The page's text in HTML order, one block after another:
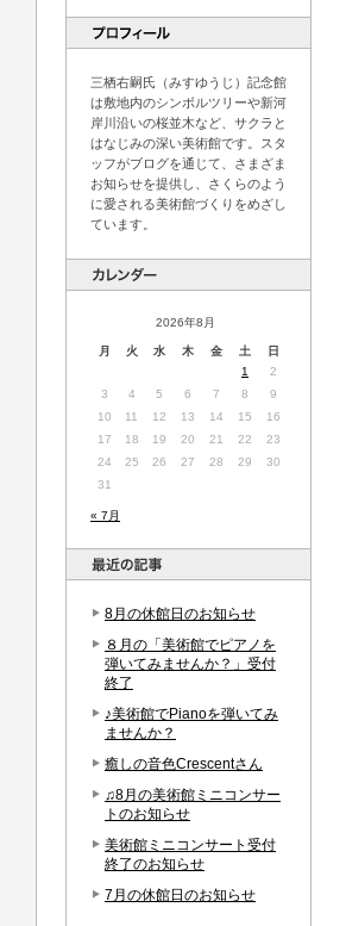
三栖右嗣氏（みすゆうじ）記念館
は敷地内のシンボルツリーや新河
岸川沿いの桜並木など、サクラと
はなじみの深い美術館です。スタ
ッフがブログを通じて、さまざま
お知らせを提供し、さくらのよう
に愛される美術館づくりをめざし
ています。
2026年8月
月 火 水 木 金 土 日
« 7月
1
2
3
4 5 6 7 8
9
10
11 12 13 14 15
16
17
18 19 20 21 22
23
24
25 26 27 28 29
30
31
8月の休館日のお知らせ
８月の「美術館でピアノを
弾いてみませんか？」受付
終了
♪美術館でPianoを弾いてみ
ませんか？
癒しの音色Crescentさん
♫8月の美術館ミニコンサー
トのお知らせ
美術館ミニコンサート受付
終了のお知らせ
7月の休館日のお知らせ